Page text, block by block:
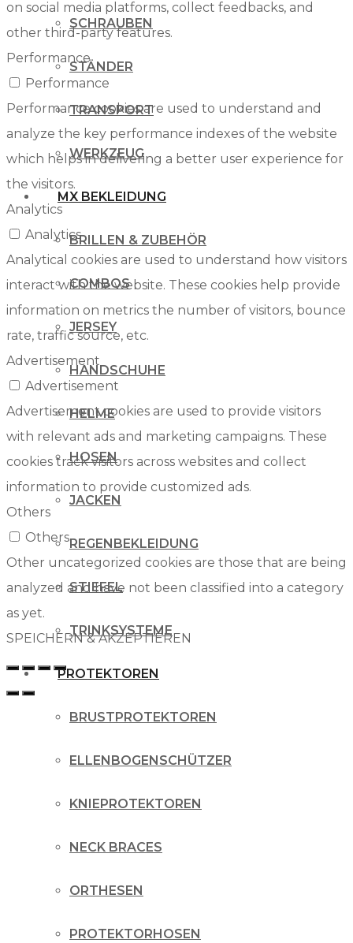
SCHRAUBEN
STÄNDER
TRANSPORT
WERKZEUG
MX BEKLEIDUNG
BRILLEN & ZUBEHÖR
COMBOS
JERSEY
HANDSCHUHE
HELME
HOSEN
JACKEN
REGENBEKLEIDUNG
STIEFEL
TRINKSYSTEME
PROTEKTOREN
BRUSTPROTEKTOREN
ELLENBOGENSCHÜTZER
KNIEPROTEKTOREN
NECK BRACES
ORTHESEN
PROTEKTORHOSEN
on social media platforms, collect feedbacks, and
other third-party features.
Performance
Performance
Performance cookies are used to understand and
analyze the key performance indexes of the website
which helps in delivering a better user experience for
the visitors.
Analytics
Analytics
Analytical cookies are used to understand how visitors
interact with the website. These cookies help provide
information on metrics the number of visitors, bounce
rate, traffic source, etc.
Advertisement
Advertisement
Advertisement cookies are used to provide visitors
with relevant ads and marketing campaigns. These
cookies track visitors across websites and collect
information to provide customized ads.
Others
Others
Other uncategorized cookies are those that are being
analyzed and have not been classified into a category
as yet.
SPEICHERN & AKZEPTIEREN